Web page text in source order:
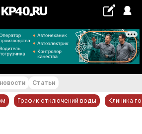
+20...+21 °С
Статьи
График отключений воды Клиника